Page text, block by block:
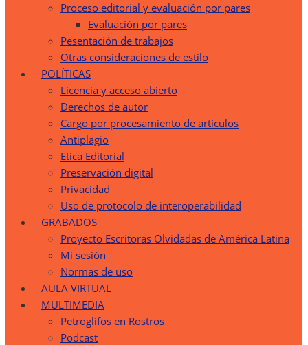
Proceso editorial y evaluación por pares
Evaluación por pares
Pesentación de trabajos
Otras consideraciones de estilo
POLÍTICAS
Licencia y acceso abierto
Derechos de autor
Cargo por procesamiento de artículos
Antiplagio
Etica Editorial
Preservación digital
Privacidad
Uso de protocolo de interoperabilidad
GRABADOS
Proyecto Escritoras Olvidadas de América Latina
Mi sesión
Normas de uso
AULA VIRTUAL
MULTIMEDIA
Petroglifos en Rostros
Podcast